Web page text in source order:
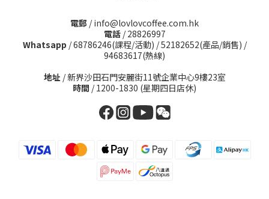
電郵 / info@lovlovcoffee.com.hk
電話/ 28826997
Whatsapp /68786246(課程/活動) /52182652(產品/銷售) /
94683617(熱線)
地址 / 新界沙田石門安麗街11號企業中心9樓23室
時間 / 1200-1830 (星期四日店休)